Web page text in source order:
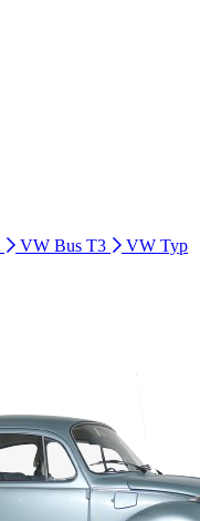
VW Bus T3
VW Typ